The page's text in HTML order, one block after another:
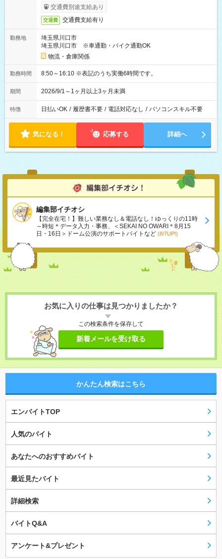
交通費別途支給あり
交通費 交通費支給有り
勤務地
埼玉県川口市
埼玉県川口市 ※車通勤・バイク通勤OK
物流・倉庫関係
勤務時間 8:50～16:10 ※表記のうち実働6時間です。
期間 2026/9/1～1ヶ月以上3ヶ月未満
特徴 日払いOK / 履歴書不要 / 電話対応なし / パソコンスキル不要
気になる！ 応募する 詳細へ
編集部イチオシ
【完全在宅！】難しい業務なし＆電話なし！ゆっくりの11時
～時短＊データ入力・事務、＜SEKAI NO OWARI＊8月15
日・16日＞ドーム公演のサポートバイトなど (8/7UP!)
お気に入りの仕事は見つかりましたか？
この検索条件を保存して
新着メールを受け取る
かんたん検索はこちら
エンバイトTOP
人気のバイト
あなたへのおすすめバイト
最近見たバイト
詳細検索
バイトQ&A
アンケート&プレゼント